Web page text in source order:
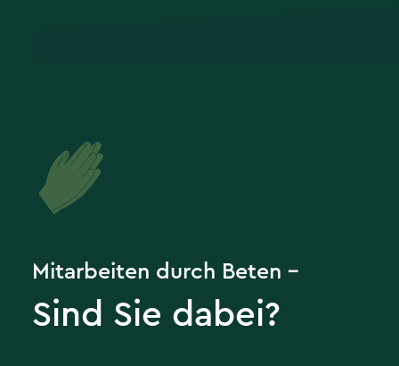
Mitarbeiten durch Beten –
Sind Sie dabei?